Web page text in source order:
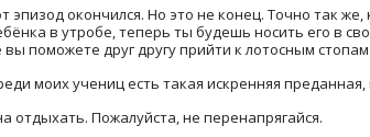
эпизод окончился. Но это не конец. Точно так же,
в утробе, теперь ты будешь носить его в
вы поможете друг другу прийти к лотосным
моих учениц есть такая искренняя
отдыхать. Пожалуйста, не перенапрягайся.